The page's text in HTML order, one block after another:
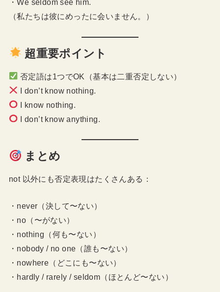
・We seldom see him.
（私たちは彼にめったに会いません。）
超重要ポイント
否定語は1つでOK（基本は二重否定しない）
I don’t know nothing.
I know nothing.
I don’t know anything.
まとめ
not 以外にも否定表現はたくさんある：
・never（決して〜ない）
・no（〜がない）
・nothing（何も〜ない）
・nobody / no one（誰も〜ない）
・nowhere（どこにも〜ない）
・hardly / rarely / seldom（ほとんど〜ない）